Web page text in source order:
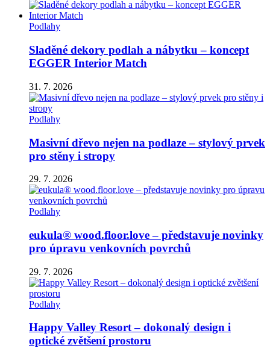
Podlahy
Sladěné dekory podlah a nábytku – koncept
EGGER Interior Match
31. 7. 2026
Podlahy
Masivní dřevo nejen na podlaze – stylový prvek
pro stěny i stropy
29. 7. 2026
Podlahy
eukula® wood.floor.love – představuje novinky
pro úpravu venkovních povrchů
29. 7. 2026
Podlahy
Happy Valley Resort – dokonalý design i
optické zvětšení prostoru